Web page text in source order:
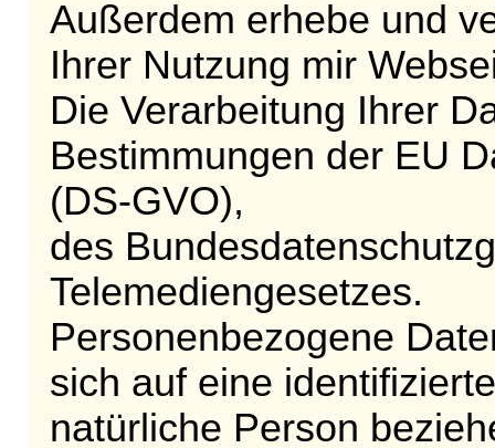
Außerdem erhebe und
Ihrer Nutzung mir
Die Verarbeitung Ihrer
Bestimmungen der EU
(DS-GVO),
des
Telemediengesetzes.
Personenbezogene
sich auf eine
natürliche Person